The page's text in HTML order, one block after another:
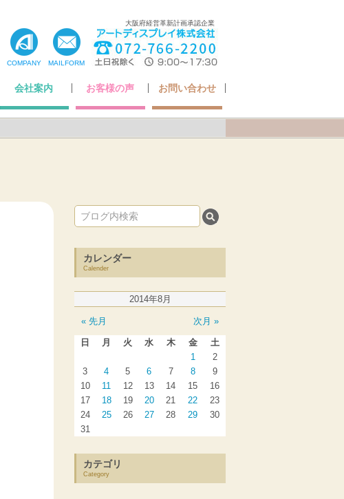
大阪府経営革新計画承認企業
COMPANY MAILFORM
会社案内 お客様の声 お問い合わせ
カレンダー
Calender
2014年8月
« 先月 次月 »
日 月 火 水 木 金
土
1
2
3
4 5 6 7 8
9
10
11 12 13 14 15
16
17
18 19 20 21 22
23
24
25 26 27 28 29
30
31
カテゴリ
Category